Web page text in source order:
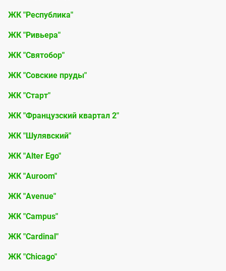
ЖК "Республика"
ЖК "Ривьера"
ЖК "Святобор"
ЖК "Совские пруды"
ЖК "Старт"
ЖК "Французский квартал 2"
ЖК "Шулявский"
ЖК "Alter Ego"
ЖК "Auroom"
ЖК "Avenue"
ЖК "Campus"
ЖК "Cardinal"
ЖК "Chicago"